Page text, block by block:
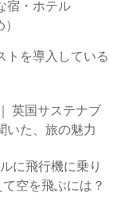
宿・ホテル
トを導入している
いた、旅の魅力
に飛行機に乗り
空を飛ぶには？